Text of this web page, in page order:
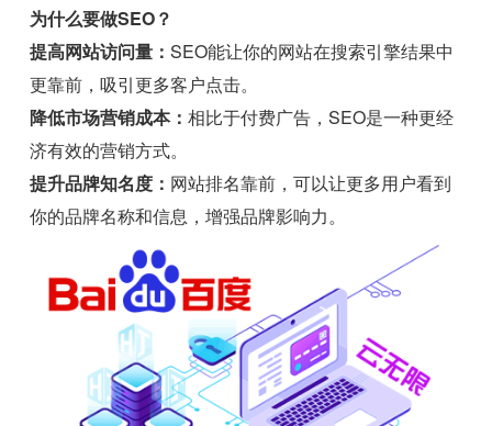
为什么要做SEO？
提高网站访问量：SEO能让你的网站在搜索引擎结果中
更靠前，吸引更多客户点击。
降低市场营销成本：相比于付费广告，SEO是一种更经
济有效的营销方式。
提升品牌知名度： 网站排名靠前，可以让更多用户看到
你的品牌名称和信息，增强品牌影响力。